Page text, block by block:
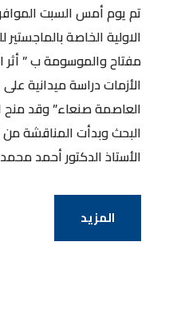
الاولية الخاصة
مفتاح والموسومة ب ” أثر
الأزمات دراسة ميدانية
العاصمة صنعاء” وقد
البحث وبدأت المناقشة
الأستاذ الدكتور أحمد
المزيد